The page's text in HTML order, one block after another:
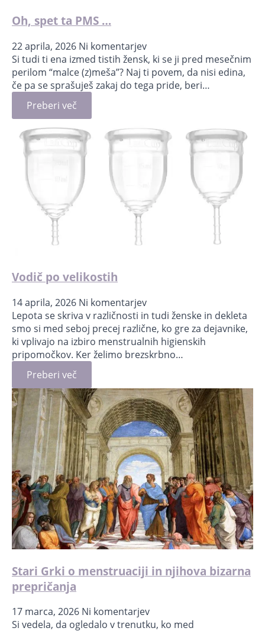
Oh, spet ta PMS …
22 aprila, 2026 Ni komentarjev
Si tudi ti ena izmed tistih žensk, ki se ji pred mesečnim
perilom “malce (z)meša”? Naj ti povem, da nisi edina,
če pa se sprašuješ zakaj do tega pride, beri…
Preberi več
Vodič po velikostih
14 aprila, 2026 Ni komentarjev
Lepota se skriva v različnosti in tudi ženske in dekleta
smo si med seboj precej različne, ko gre za dejavnike,
ki vplivajo na izbiro menstrualnih higienskih
pripomočkov. Ker želimo brezskrbno…
Preberi več
Stari Grki o menstruaciji in njihova bizarna
prepričanja
17 marca, 2026 Ni komentarjev
Si vedela, da ogledalo v trenutku, ko med